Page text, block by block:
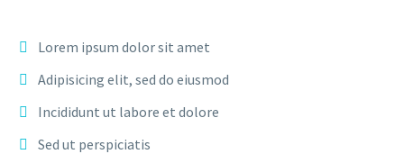
Lorem ipsum dolor sit amet
Adipisicing elit, sed do eiusmod
Incididunt ut labore et dolore
Sed ut perspiciatis